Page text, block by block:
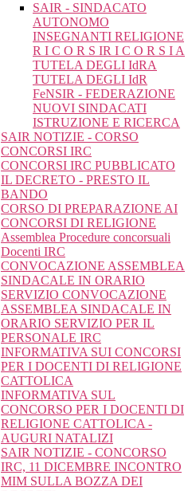
SAIR - SINDACATO
AUTONOMO
INSEGNANTI RELIGIONE
R I C O R S IR I C O R S I A
TUTELA DEGLI IdRA
TUTELA DEGLI IdR
FeNSIR - FEDERAZIONE
NUOVI SINDACATI
ISTRUZIONE E RICERCA
SAIR NOTIZIE - CORSO
CONCORSI IRC
CONCORSI IRC PUBBLICATO
IL DECRETO - PRESTO IL
BANDO
CORSO DI PREPARAZIONE AI
CONCORSI DI RELIGIONE
Assemblea Procedure concorsuali
Docenti IRC
CONVOCAZIONE ASSEMBLEA
SINDACALE IN ORARIO
SERVIZIO CONVOCAZIONE
ASSEMBLEA SINDACALE IN
ORARIO SERVIZIO PER IL
PERSONALE IRC
INFORMATIVA SUI CONCORSI
PER I DOCENTI DI RELIGIONE
CATTOLICA
INFORMATIVA SUL
CONCORSO PER I DOCENTI DI
RELIGIONE CATTOLICA -
AUGURI NATALIZI
SAIR NOTIZIE - CONCORSO
IRC, 11 DICEMBRE INCONTRO
MIM SULLA BOZZA DEI